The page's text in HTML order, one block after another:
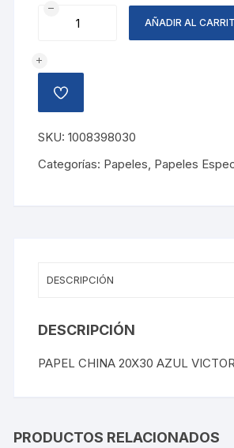
PAPEL
AZUL
VICTORIA
cantidad
AÑADIR AL
AÑADIR
A
LISTA
DE
DESEOS
SKU:1008398030
Categorías: Papeles, Papeles
DESCRIPCIÓN
DESCRIPCIÓN
PAPEL CHINA 20X30 AZUL
PRODUCTOS RELACIONADOS